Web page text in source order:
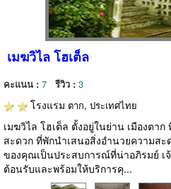
เมฆวิไล โฮเต็ล
คะแนน : 7 รีวิว : 3
โรงแรม ตาก, ประเทศไทย
เมฆวิไล โฮเต็ล ตั้งอยู่ในย่าน เมืองตา
สะดวก ที่พักนำเสนอสิ่งอำนวยความสะ
ของคุณเป็นประสบการณ์ที่น่าอภิรมย์ เ
ต้อนรับและพร้อมให้บริการคุ...